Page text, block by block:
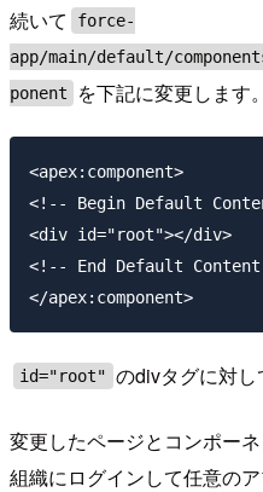
続いて
force-
app/main/default/
ponent
を下記に変更します。
<apex:component>
<!-- Begin Default
<div id="root"></div>
<!-- End Default Content
id="root" のdivタグに対し
変更したページとコンポー
組織にログインして任意の